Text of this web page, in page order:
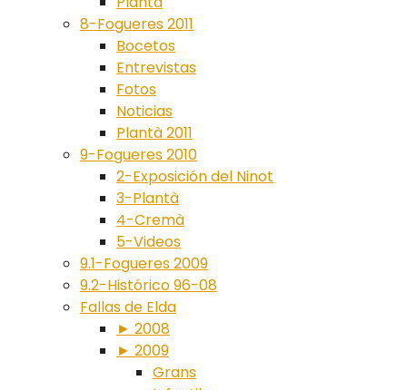
8-Fogueres 2011
Bocetos
Entrevistas
Fotos
Noticias
Plantà 2011
9-Fogueres 2010
2-Exposición del Ninot
3-Plantà
4-Cremà
5-Videos
9.1-Fogueres 2009
9.2-Histórico 96-08
Fallas de Elda
► 2008
► 2009
Grans